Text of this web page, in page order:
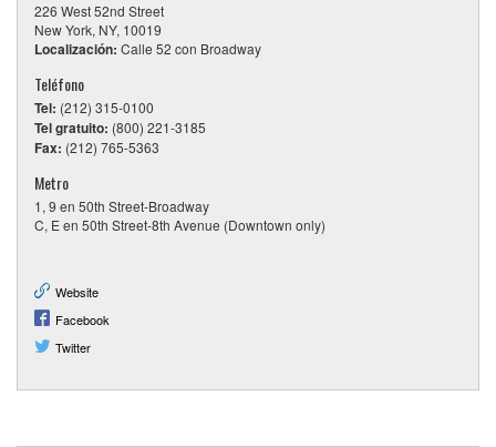
226 West 52nd Street
New York, NY, 10019
Localización: Calle 52 con Broadway
Teléfono
Tel: (212) 315-0100
Tel gratuito: (800) 221-3185
Fax: (212) 765-5363
Metro
1, 9 en 50th Street-Broadway
C, E en 50th Street-8th Avenue (Downtown only)
Website
Facebook
Twitter